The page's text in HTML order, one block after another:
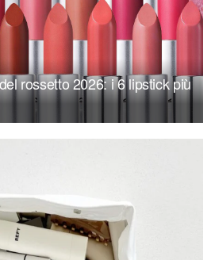
rossetto 2026: i 6 lipstick più